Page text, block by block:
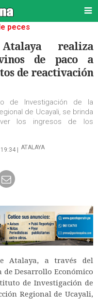
peces
realiza
de paco a
de reactivación
de Investigación de la
de Ucayali, se brinda
los ingresos de los
|
ATALAYA
Atalaya, a través del
de Desarrollo Económico
de Investigación de
Regional de Ucayali,